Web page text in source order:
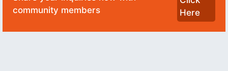
community members
Here